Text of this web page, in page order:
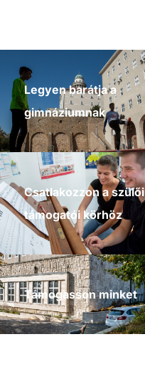
Legyen barátja a
gimnáziumnak
Csatlakozzon a szülői
támogatói körhöz
Támogasson minket